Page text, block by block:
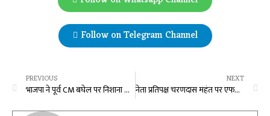
Follow on Telegram Channel
PREVIOUS
भाजपा ने पूर्व CM बघेल पर निशाना साधने जारी किया कार्टून
NEXT
नेता प्रतिपक्ष चरणदास महंत पर एफआईआर दर्ज, अब होगी कार्रवाई-डिप्टी सीएम साव